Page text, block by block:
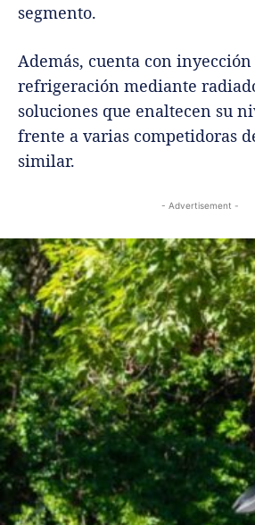
segmento.
Además, cuenta con
refrigeración mediante
soluciones que enaltecen su
frente a varias competidoras
similar.
- Advertisement -